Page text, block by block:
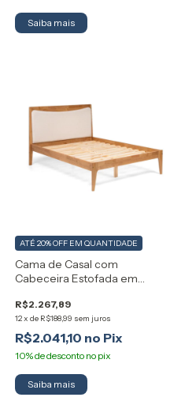
Saiba mais
Cama de Casal com
Cabeceira Estofada em
Bento Artemobili
R$2.267,89
12x de R$188,99 sem juros
ATÉ 20% OFF EM QUANTIDADE
R$2.041,10
Saiba mais